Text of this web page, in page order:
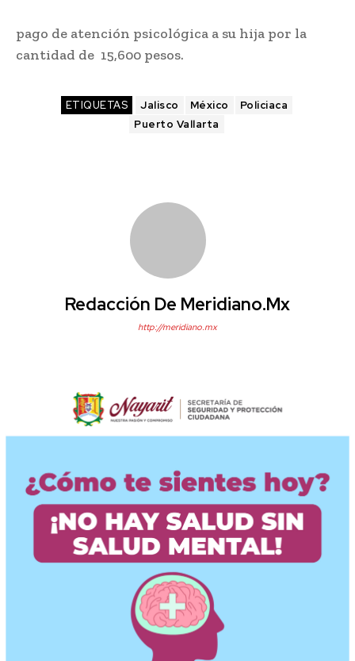
pago de atención psicológica a su hija por la
cantidad de 15,600 pesos.
ETIQUETAS Jalisco México
Policiaca
Puerto Vallarta
Redacción De Meridiano.mx
http://meridiano.mx